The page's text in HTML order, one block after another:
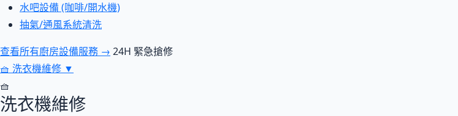
水吧設備 (咖啡/開水機)
抽氣/通風系統清洗
查看所有廚房設備服務 → 24H 緊急搶修
🧺 洗衣機維修 ▼
🧺
洗衣機維修